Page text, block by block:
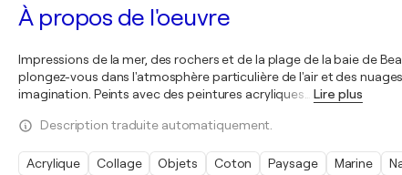
À propos de l'oeuvre
Impressions de la mer, des rochers et de la plage de la baie de
plongez-vous dans l'atmosphère particulière de l'air et des
imagination. Peints avec des peintures acryliques
Lire plus
Description traduite automatiquement.
Acrylique Collage Objets Coton Paysage Marine